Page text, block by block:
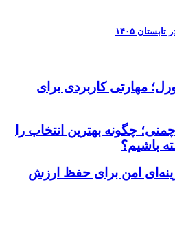
۱۴۰۵
مهارتی کاربردی برای
چگونه بهترین انتخاب را
باشیم؟
امن برای حفظ ارزش